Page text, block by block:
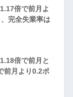
倍で前月よ
完全失業率は
倍で前月と
前月より0.2ポ